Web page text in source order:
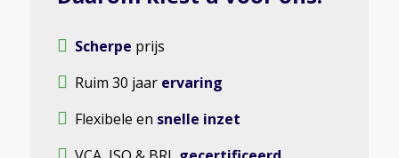
Scherpe prijs
Ruim 30 jaar ervaring
Flexibele en snelle inzet